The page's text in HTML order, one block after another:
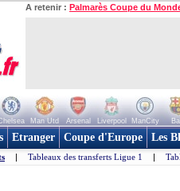
A retenir : Palmarès Coupe du
Man Utd Arsenal Liverpool ManCity
Etranger Coupe d'Europe Les
| Tableaux des transferts Ligue 1 |